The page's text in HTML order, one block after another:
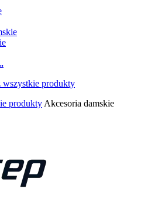
produkty Akcesoria damskie